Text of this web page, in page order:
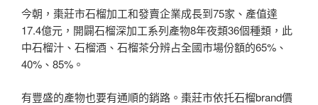
今朝，棗莊市石榴加工和發賣企業成長到75家、產值達
17.4億元，開闢石榴深加工系列產物8年夜類36個種類，此
中石榴汁、石榴酒、石榴茶分辨占全國市場份額的65%、
40%、85%。
有豐盛的產物也要有通順的銷路。棗莊市依托石榴brand價